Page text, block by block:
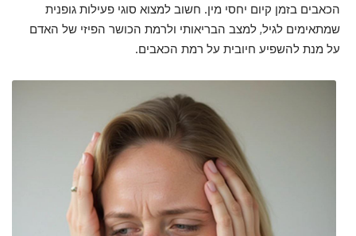
הכאבים בזמן קיום יחסי מין. חשוב למצוא סוגי פעילות גופנית
שמתאימים לגיל, למצב הבריאותי ולרמת הכושר הפיזי של האדם
על מנת להשפיע חיובית על רמת הכאבים.